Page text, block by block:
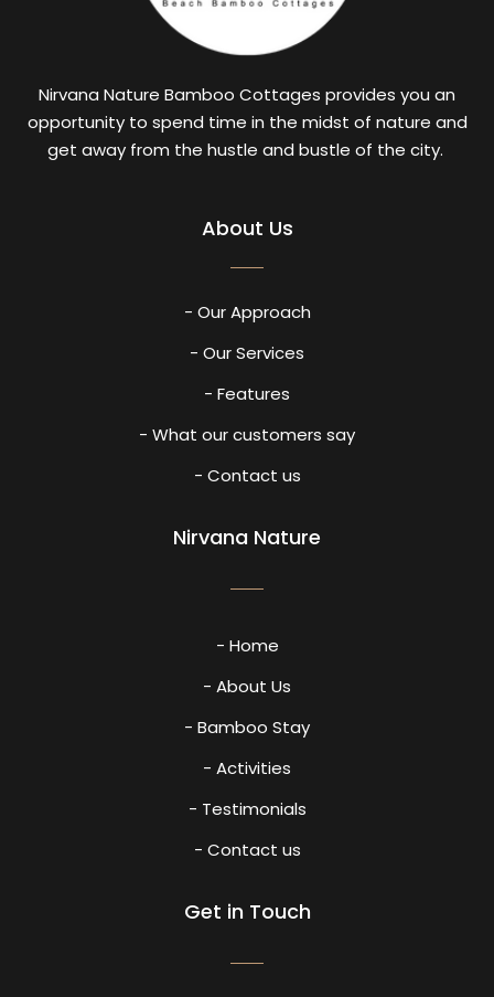
Nirvana Nature Bamboo Cottages provides you an
opportunity to spend time in the midst of nature and
get away from the hustle and bustle of the city.
About Us
- Our Approach
- Our Services
- Features
- What our customers say
- Contact us
Nirvana Nature
- Home
- About Us
- Bamboo Stay
- Activities
- Testimonials
- Contact us
Get in Touch